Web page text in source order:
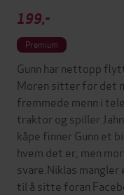
199,-
Premium
Gunn har nettopp
Moren sitter for det
fremmede menn i
traktor og spiller
kåpe finner Gunn et
hvem det er, men
svare.Niklas
til å sitte foran